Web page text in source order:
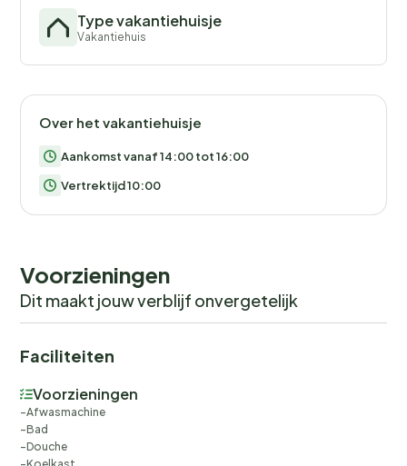
Type vakantiehuisje
Vakantiehuis
Over het vakantiehuisje
Aankomst vanaf 14:00 tot 16:00
Vertrektijd 10:00
Voorzieningen
Dit maakt jouw verblijf onvergetelijk
Faciliteiten
Voorzieningen
Afwasmachine
Bad
Douche